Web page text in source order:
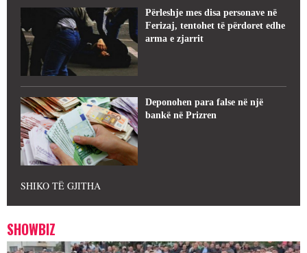
Përleshje mes disa personave në
Ferizaj, tentohet të përdoret edhe
arma e zjarrit
Deponohen para false në një
bankë në Prizren
SHIKO TË GJITHA
SHOWBIZ